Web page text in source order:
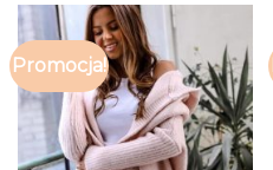
Promocja!